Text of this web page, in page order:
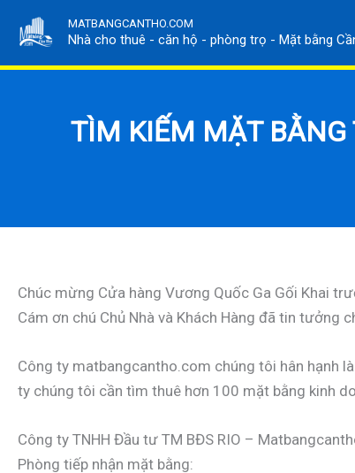
nội
MATBANGCANTHO.COM
Nhà cho thuê - căn hộ - phòng trọ - Mặt bằng
TÌM KIẾM MẶT BẰNG
Chúc mừng Cửa hàng Vương Quốc Ga Gối Khai
Cám ơn chú Chủ Nhà và Khách Hàng đã tin
Công ty matbangcantho.com chúng tôi hân hạnh
ty chúng tôi cần tìm thuê hơn 100 mặt bằng kinh
Công ty TNHH Đầu tư TM BĐS RIO –
Phòng tiếp nhận mặt bằng: